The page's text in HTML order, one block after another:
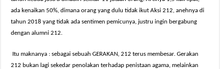
ada kenaikan 50%, dimana orang yang dulu tidak ikut Aksi 212, anehnya di
tahun 2018 yang tidak ada sentimen pemicunya, justru ingin bergabung
dengan alumni 212.
Itu maknanya : sebagai sebuah GERAKAN, 212 terus membesar. Gerakan
212 bukan lagi sekedar penolakan terhadap penistaan agama, melainkan